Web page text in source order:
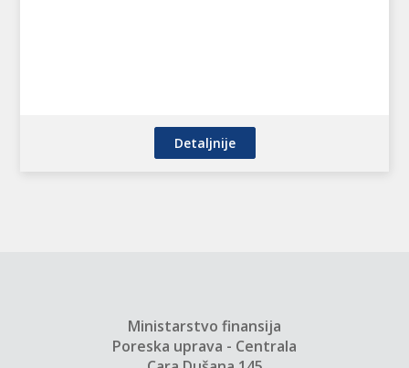
Detaljnije
Ministarstvo finansija
Poreska uprava - Centrala